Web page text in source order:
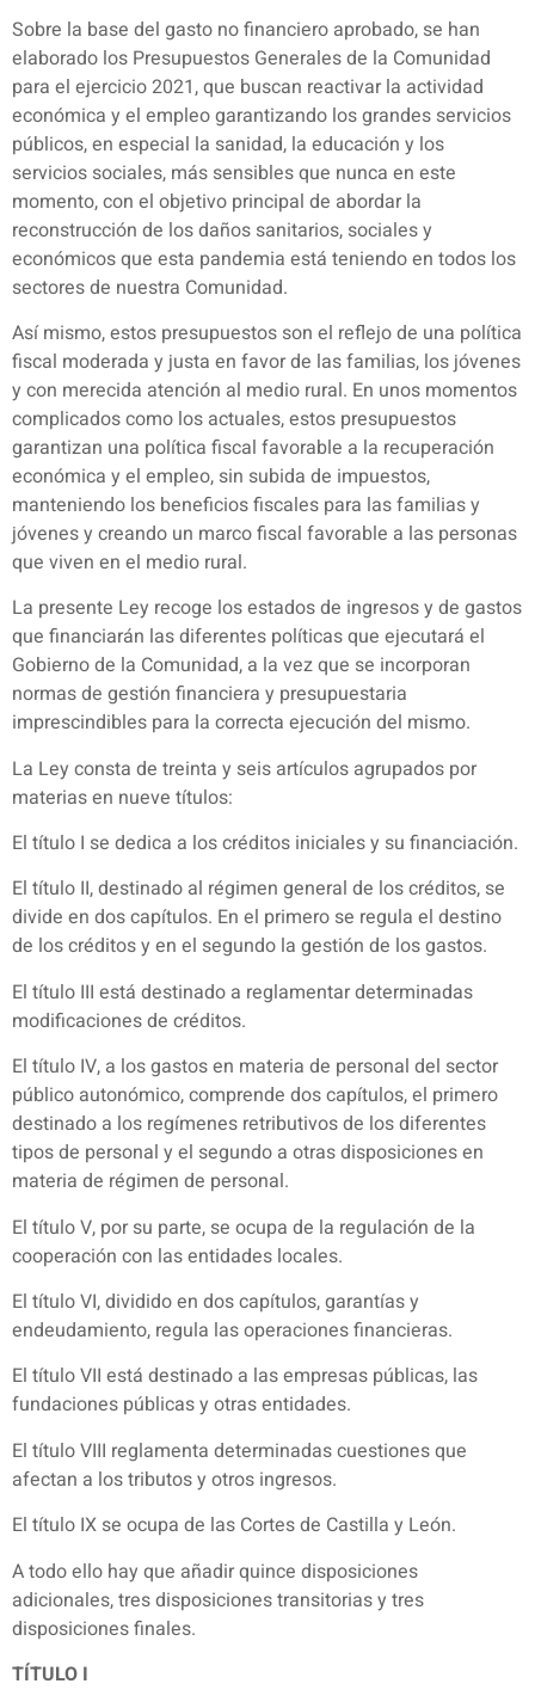
Sobre la base del gasto no financiero aprobado, se han
elaborado los Presupuestos Generales de la Comunidad
para el ejercicio 2021, que buscan reactivar la actividad
económica y el empleo garantizando los grandes servicios
públicos, en especial la sanidad, la educación y los
servicios sociales, más sensibles que nunca en este
momento, con el objetivo principal de abordar la
reconstrucción de los daños sanitarios, sociales y
económicos que esta pandemia está teniendo en todos los
sectores de nuestra Comunidad.
Así mismo, estos presupuestos son el reflejo de una política
fiscal moderada y justa en favor de las familias, los jóvenes
y con merecida atención al medio rural. En unos momentos
complicados como los actuales, estos presupuestos
garantizan una política fiscal favorable a la recuperación
económica y el empleo, sin subida de impuestos,
manteniendo los beneficios fiscales para las familias y
jóvenes y creando un marco fiscal favorable a las personas
que viven en el medio rural.
La presente Ley recoge los estados de ingresos y de gastos
que financiarán las diferentes políticas que ejecutará el
Gobierno de la Comunidad, a la vez que se incorporan
normas de gestión financiera y presupuestaria
imprescindibles para la correcta ejecución del mismo.
La Ley consta de treinta y seis artículos agrupados por
materias en nueve títulos:
El título I se dedica a los créditos iniciales y su financiación.
El título II, destinado al régimen general de los créditos, se
divide en dos capítulos. En el primero se regula el destino
de los créditos y en el segundo la gestión de los gastos.
El título III está destinado a reglamentar determinadas
modificaciones de créditos.
El título IV, a los gastos en materia de personal del sector
público autonómico, comprende dos capítulos, el primero
destinado a los regímenes retributivos de los diferentes
tipos de personal y el segundo a otras disposiciones en
materia de régimen de personal.
El título V, por su parte, se ocupa de la regulación de la
cooperación con las entidades locales.
El título VI, dividido en dos capítulos, garantías y
endeudamiento, regula las operaciones financieras.
El título VII está destinado a las empresas públicas, las
fundaciones públicas y otras entidades.
El título VIII reglamenta determinadas cuestiones que
afectan a los tributos y otros ingresos.
El título IX se ocupa de las Cortes de Castilla y León.
A todo ello hay que añadir quince disposiciones
adicionales, tres disposiciones transitorias y tres
disposiciones finales.
TÍTULO I